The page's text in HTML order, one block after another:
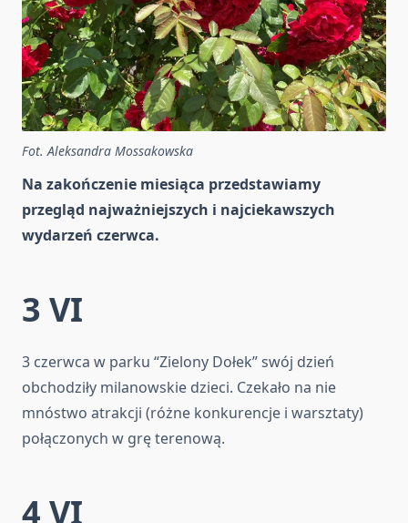
Fot. Aleksandra Mossakowska
Na zakończenie miesiąca przedstawiamy
przegląd najważniejszych i najciekawszych
wydarzeń czerwca.
3 VI
3 czerwca w parku “Zielony Dołek” swój dzień
obchodziły milanowskie dzieci. Czekało na nie
mnóstwo atrakcji (różne konkurencje i warsztaty)
połączonych w grę terenową.
4 VI